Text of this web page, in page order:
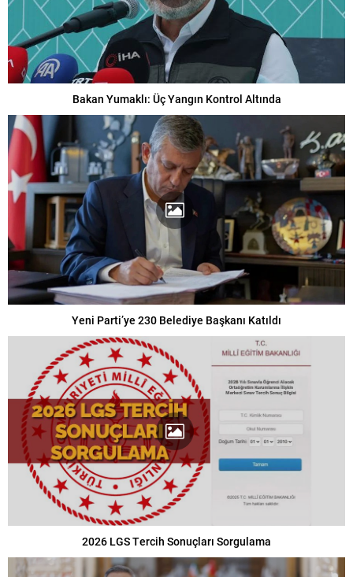
Bakan Yumaklı: Üç Yangın Kontrol Altında
Yeni Parti’ye 230 Belediye Başkanı Katıldı
2026 LGS Tercih Sonuçları Sorgulama